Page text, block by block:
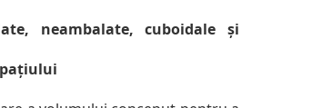
neambalate, cuboidale și